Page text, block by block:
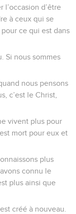
l’occasion d’être
à ceux qui se
ce qui est dans
Si nous sommes
nous pensons
c’est le Christ,
vivent plus pour
mort pour eux et
plus
connu le
plus ainsi que
créé à nouveau.